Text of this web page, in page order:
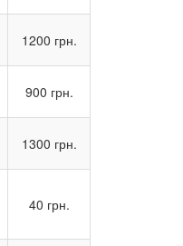
1200 грн.
900 грн.
1300 грн.
40 грн.